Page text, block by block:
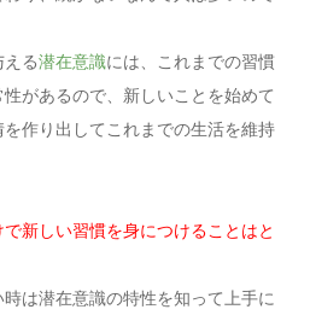
える潜在意識には、これまでの習慣
があるので、新しいことを始めて
作り出してこれまでの生活を維持
で新しい習慣を身につけることはと
は潜在意識の特性を知って上手に